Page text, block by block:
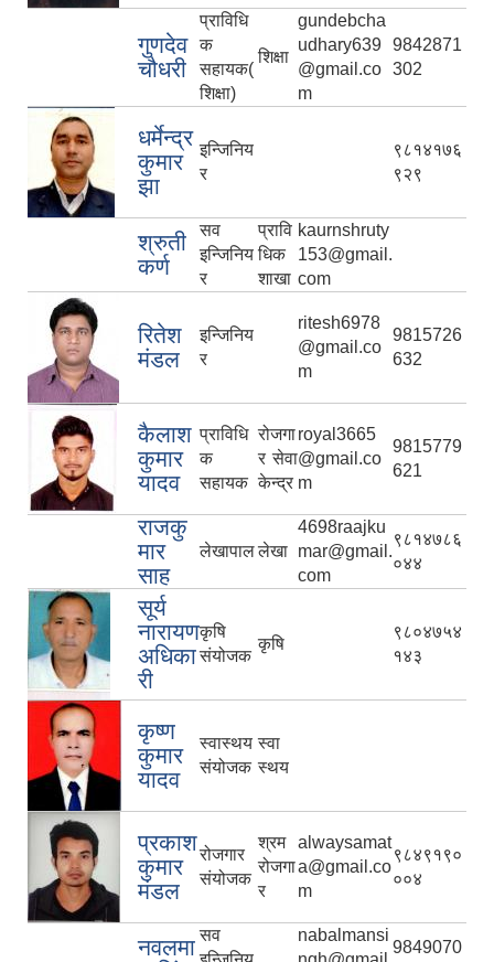
गुणदेव
चौधरी
प्राविधि
क
सहायक(
शिक्षा)
शिक्षा
gundebcha
udhary639
@gmail.co
m
9842871
302
धर्मेन्द्र
कुमार
झा
इन्जिनिय
र
९८१४१७६
९२९
श्रुती
कर्ण
सव
इन्जिनिय
र
प्रावि
धिक
शाखा
kaurnshruty
153@gmail.
com
रितेश
मंडल
इन्जिनिय
र
ritesh6978
@gmail.co
m
9815726
632
कैलाश
कुमार
यादव
प्राविधि
क
सहायक
रोजगा
र सेवा
केन्द्र
royal3665
@gmail.co
m
9815779
621
राजकु
मार
साह
लेखापाललेखा
4698raajku
mar@gmail.
com
९८१४७८६
०४४
सूर्य
नारायण
अधिका
री
कृषि
संयोजक
कृषि
९८०४७५४
१४३
कृष्ण
कुमार
यादव
स्वास्थय
संयोजक
स्वा
स्थय
प्रकाश
कुमार
मंडल
रोजगार
संयोजक
श्रम
रोजगा
र
alwaysamat
a@gmail.co
m
९८४९१९०
००४
नवलमा सव
nabalmansi
9849070